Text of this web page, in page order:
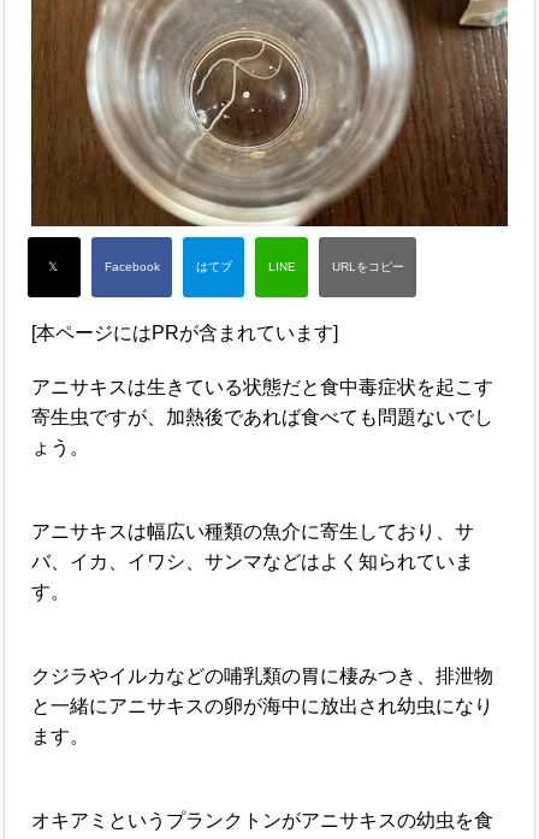
[本ページにはPRが含まれています]
アニサキスは生きている状態だと食中毒症状を起こす
寄生虫ですが、加熱後であれば食べても問題ないでし
ょう。
アニサキスは幅広い種類の魚介に寄生しており、サ
バ、イカ、イワシ、サンマなどはよく知られていま
す。
クジラやイルカなどの哺乳類の胃に棲みつき、排泄物
と一緒にアニサキスの卵が海中に放出され幼虫になり
ます。
オキアミというプランクトンがアニサキスの幼虫を食